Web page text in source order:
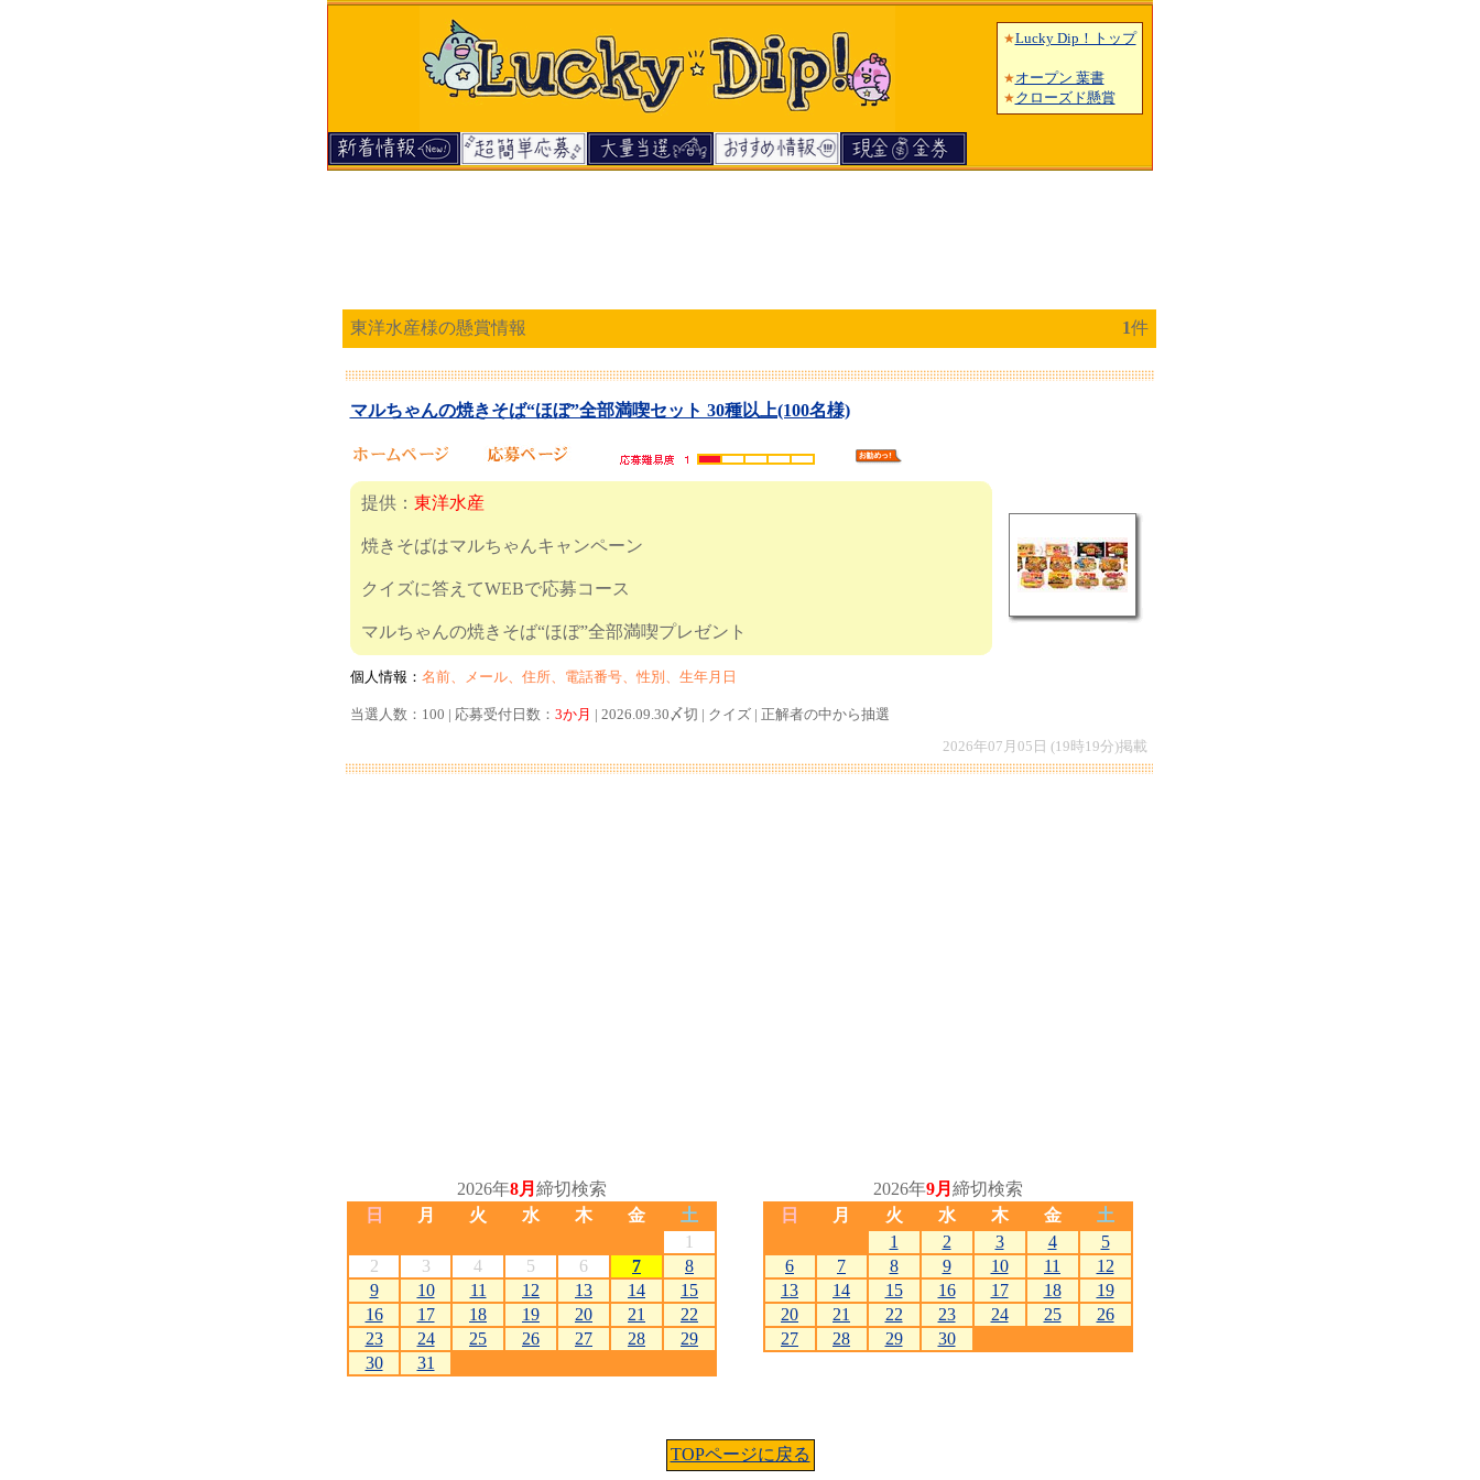
★Lucky Dip！トップ
★オープン 葉書
★クローズド懸賞
東洋水産様の懸賞情報 1件
マルちゃんの焼きそば“ほぼ”全部満喫セット 30種以上(100名様)
提供： 東洋水産
焼きそばはマルちゃんキャンペーン
クイズに答えてWEBで応募コース
マルちゃんの焼きそば“ほぼ”全部満喫プレゼント
個人情報： 名前、メール、住所、電話番号、性別、生年月日
当選人数：100 | 応募受付日数： 3か月 | 2026.09.30〆切 | クイズ | 正解者の中から抽選
2026年07月05日 (19時19分)掲載
2026年8月 締切検索
日
月 火 水 木 金
土
1
2
3 4 5 6 7
8
9
10 11 12 13 14
15
16
17 18 19 20 21
22
23
24 25 26 27 28
29
30
31
2026年9月 締切検索
日
月 火 水 木 金
土
1
2 3 4
5
6
7 8 9 10 11
12
13
14 15 16 17 18
19
20
21 22 23 24 25
26
27
28 29 30
TOPページに戻る